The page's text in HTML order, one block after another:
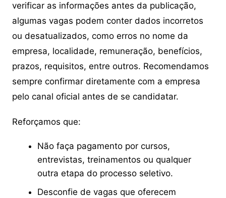
verificar as informações antes da publicação,
algumas vagas podem conter dados incorretos
ou desatualizados, como erros no nome da
empresa, localidade, remuneração, benefícios,
prazos, requisitos, entre outros. Recomendamos
sempre confirmar diretamente com a empresa
pelo canal oficial antes de se candidatar.
Reforçamos que:
Não faça pagamento por cursos,
entrevistas, treinamentos ou qualquer
outra etapa do processo seletivo.
Desconfie de vagas que oferecem